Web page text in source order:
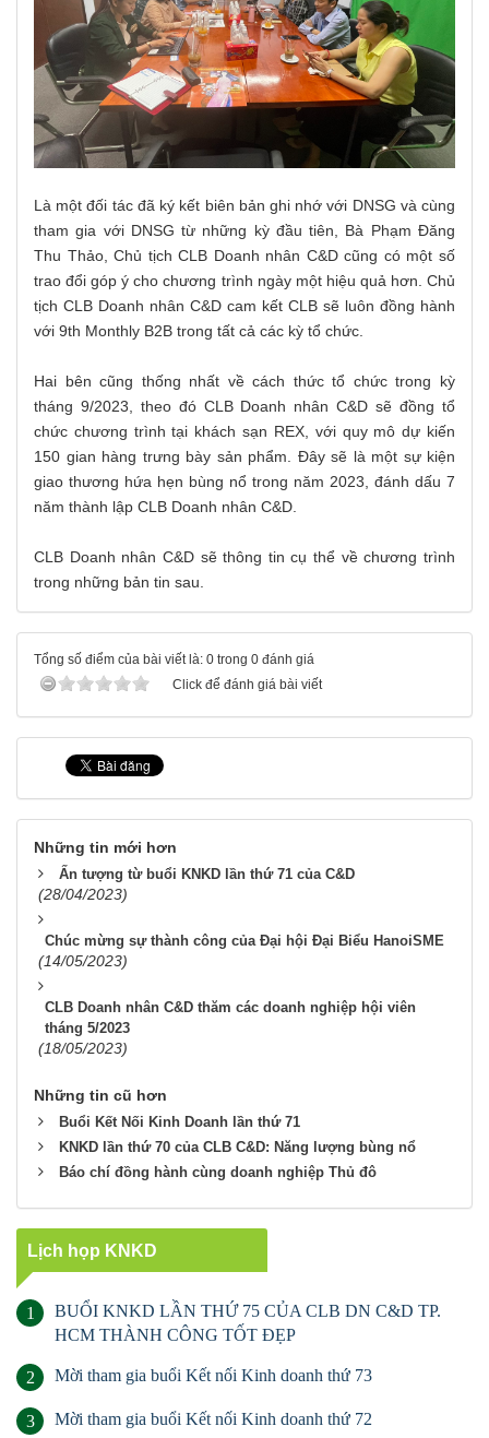
Là một đối tác đã ký kết biên bản ghi nhớ với DNSG và cùng
tham gia với DNSG từ những kỳ đầu tiên, Bà Phạm Đăng
Thu Thảo, Chủ tịch CLB Doanh nhân C&D cũng có một số
trao đổi góp ý cho chương trình ngày một hiệu quả hơn. Chủ
tịch CLB Doanh nhân C&D cam kết CLB sẽ luôn đồng hành
với 9th Monthly B2B trong tất cả các kỳ tổ chức.
Hai bên cũng thống nhất về cách thức tổ chức trong kỳ
tháng 9/2023, theo đó CLB Doanh nhân C&D sẽ đồng tổ
chức chương trình tại khách sạn REX, với quy mô dự kiến
150 gian hàng trưng bày sản phẩm. Đây sẽ là một sự kiện
giao thương hứa hẹn bùng nổ trong năm 2023, đánh dấu 7
năm thành lập CLB Doanh nhân C&D.
CLB Doanh nhân C&D sẽ thông tin cụ thể về chương trình
trong những bản tin sau.
Tổng số điểm của bài viết là: 0 trong 0 đánh giá
Click để đánh giá bài viết
Những tin mới hơn
Ấn tượng từ buổi KNKD lần thứ 71 của C&D
(28/04/2023)
Chúc mừng sự thành công của Đại hội Đại Biểu HanoiSME
(14/05/2023)
CLB Doanh nhân C&D thăm các doanh nghiệp hội viên
tháng 5/2023
(18/05/2023)
Những tin cũ hơn
Buổi Kết Nối Kinh Doanh lần thứ 71
KNKD lần thứ 70 của CLB C&D: Năng lượng bùng nổ
Báo chí đồng hành cùng doanh nghiệp Thủ đô
Lịch họp KNKD
1
BUỔI KNKD LẦN THỨ 75 CỦA CLB DN C&D TP.
HCM THÀNH CÔNG TỐT ĐẸP
2 Mời tham gia buổi Kết nối Kinh doanh thứ 73
3 Mời tham gia buổi Kết nối Kinh doanh thứ 72